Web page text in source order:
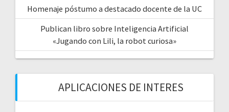
Homenaje póstumo a destacado docente de la UC
Publican libro sobre Inteligencia Artificial
«Jugando con Lili, la robot curiosa»
APLICACIONES DE INTERES